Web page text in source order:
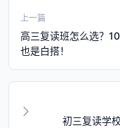
上一篇
高三复读班怎么选？
也是白搭！
初三复读学